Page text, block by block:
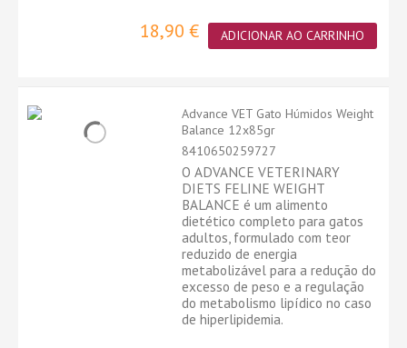
18,90 € ADICIONAR AO CARRINHO
Advance VET Gato Húmidos Weight
Balance 12x85gr
8410650259727
O ADVANCE VETERINARY
DIETS FELINE WEIGHT
BALANCE é um alimento
dietético completo para gatos
adultos, formulado com teor
reduzido de energia
metabolizável para a redução do
excesso de peso e a regulação
do metabolismo lipídico no caso
de hiperlipidemia.